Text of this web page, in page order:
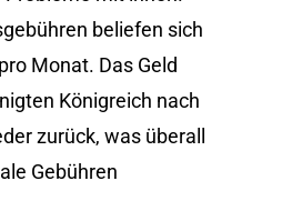
beliefen sich
Monat. Das Geld
Königreich nach
zurück, was überall
Gebühren